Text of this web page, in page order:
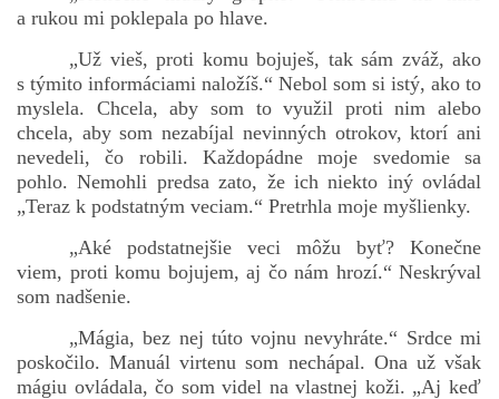
a rukou mi poklepala po hlave.
„Už vieš, proti komu bojuješ, tak sám zváž, ako
s týmito informáciami naložíš.“ Nebol som si istý, ako to
myslela. Chcela, aby som to využil proti nim alebo
chcela, aby som nezabíjal nevinných otrokov, ktorí ani
nevedeli, čo robili. Každopádne moje svedomie sa
pohlo. Nemohli predsa zato, že ich niekto iný ovládal
„Teraz k podstatným veciam.“ Pretrhla moje myšlienky.
„Aké podstatnejšie veci môžu byť? Konečne
viem, proti komu bojujem, aj čo nám hrozí.“ Neskrýval
som nadšenie.
„Mágia, bez nej túto vojnu nevyhráte.“ Srdce mi
poskočilo. Manuál virtenu som nechápal. Ona už však
mágiu ovládala, čo som videl na vlastnej koži. „Aj keď